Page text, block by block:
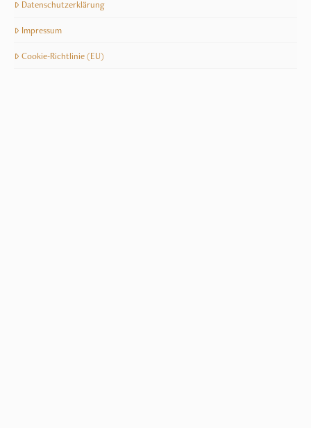
Datenschutzerklärung
Impressum
Cookie-Richtlinie (EU)